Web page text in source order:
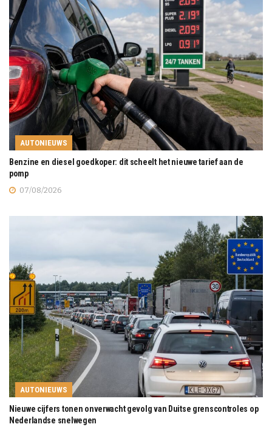
AUTONIEUWS
Benzine en diesel goedkoper: dit scheelt het nieuwe tarief aan de
pomp
07/08/2026
AUTONIEUWS
Nieuwe cijfers tonen onverwacht gevolg van Duitse grenscontroles op
Nederlandse snelwegen